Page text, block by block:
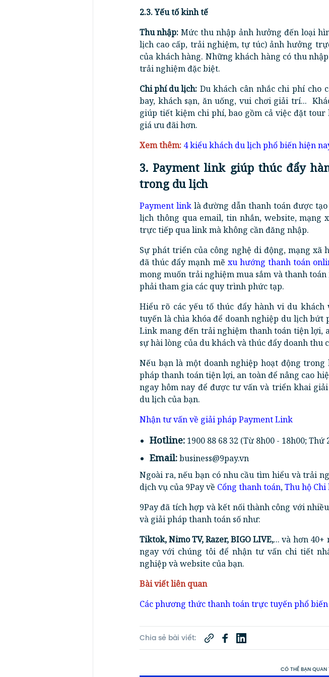
2.3. Yếu tố kinh tế
Thu nhập: Mức thu nhập ảnh hưởng đến loại
lịch cao cấp, trải nghiệm, tự túc) ảnh hưởng
của khách hàng. Những khách hàng có thu
trải nghiệm đặc biệt.
Chi phí du lịch: Du khách cân nhắc chi phí cho
bay, khách sạn, ăn uống, vui chơi giải trí...
giúp tiết kiệm chi phí, bao gồm cả việc đặt
giá ưu đãi hơn.
Xem thêm: 4 kiểu khách du lịch phổ biến hiện
3. Payment link giúp thúc đẩy
trong du lịch
Payment linklà đường dẫn thanh toán được
lịch thông qua email, tin nhắn, website, mạng
trực tiếp qua link mà không cần đăng nhập.
Sự phát triển của công nghệ di động, mạng
đã thúc đẩy mạnh mẽ xu hướng thanh toán
mong muốn trải nghiệm mua sắm và thanh
phải tham gia các quy trình phức tạp.
Hiểu rõ các yếu tố thúc đẩy hành vi du
tuyến là chìa khóa để doanh nghiệp du lịch bứt
Link mang đến trải nghiệm thanh toán tiện lợi,
sự hài lòng của du khách và thúc đẩy doanh thu
Nếu bạn là một doanh nghiệp hoạt động
pháp thanh toán tiện lợi, an toàn để nâng cao
ngay hôm nay để được tư vấn và triển khai
du lịch của bạn.
Nhận tư vấn về giải pháp Payment Link
Hotline: 1900 88 68 32 (Từ 8h00 - 18h00; Thứ
Email:business@9pay.vn
Ngoài ra, nếu bạn có nhu cầu tìm hiểu và trải
dịch vụ của 9Pay về Cổng thanh toán,Thu hộ Chi
9Pay đã tích hợp và kết nối thành công với
và giải pháp thanh toán số như:
Tiktok, Nimo TV, Razer, BIGO LIVE,... và hơn
ngay với chúng tôi để nhận tư vấn chi tiết
nghiệp và website của bạn.
Bài viết liên quan
Các phương thức thanh toán trực tuyến phổ biến
Chia sẻ bài viết:
CÓ THỂ BẠN QUAN